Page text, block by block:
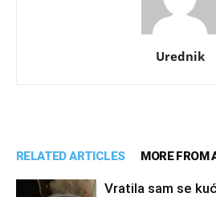
Urednik
RELATED ARTICLES MORE FROM
Vratila sam se